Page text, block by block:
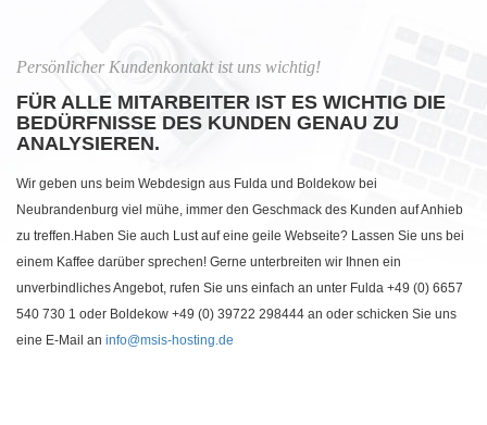
Persönlicher Kundenkontakt ist uns wichtig!
FÜR ALLE MITARBEITER IST ES WICHTIG DIE
BEDÜRFNISSE DES KUNDEN GENAU ZU
ANALYSIEREN.
Wir geben uns beim Webdesign aus Fulda und Boldekow bei
Neubrandenburg viel mühe, immer den Geschmack des Kunden auf Anhieb
zu treffen.Haben Sie auch Lust auf eine geile Webseite? Lassen Sie uns bei
einem Kaffee darüber sprechen! Gerne unterbreiten wir Ihnen ein
unverbindliches Angebot, rufen Sie uns einfach an unter Fulda +49 (0) 6657
540 730 1 oder Boldekow +49 (0) 39722 298444 an oder schicken Sie uns
eine E-Mail an info@msis-hosting.de